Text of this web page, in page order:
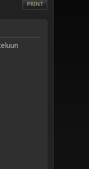
PRINT